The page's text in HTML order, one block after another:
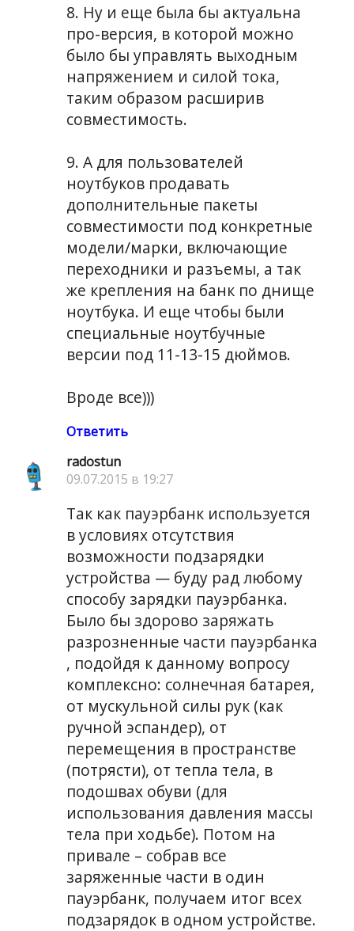
8. Ну и еще была бы актуальна
про-версия, в которой можно
было бы управлять выходным
напряжением и силой тока,
таким образом расширив
совместимость.
9. А для пользователей
ноутбуков продавать
дополнительные пакеты
совместимости под конкретные
модели/марки, включающие
переходники и разъемы, а так
же крепления на банк по днище
ноутбука. И еще чтобы были
специальные ноутбучные
версии под 11-13-15 дюймов.
Вроде все)))
Ответить
radostun
09.07.2015 в 19:27
Так как пауэрбанк используется
в условиях отсутствия
возможности подзарядки
устройства — буду рад любому
способу зарядки пауэрбанка.
Было бы здорово заряжать
разрозненные части пауэрбанка
, подойдя к данному вопросу
комплексно: солнечная батарея,
от мускульной силы рук (как
ручной эспандер), от
перемещения в пространстве
(потрясти), от тепла тела, в
подошвах обуви (для
использования давления массы
тела при ходьбе). Потом на
привале – собрав все
заряженные части в один
пауэрбанк, получаем итог всех
подзарядок в одном устройстве.